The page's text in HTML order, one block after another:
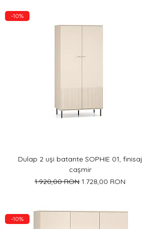
-10%
Dulap 2 uși batante SOPHIE 01, finisaj
cașmir
Preț normal
1.920,00 RON Preț redus
1.728,00 RON
-10%